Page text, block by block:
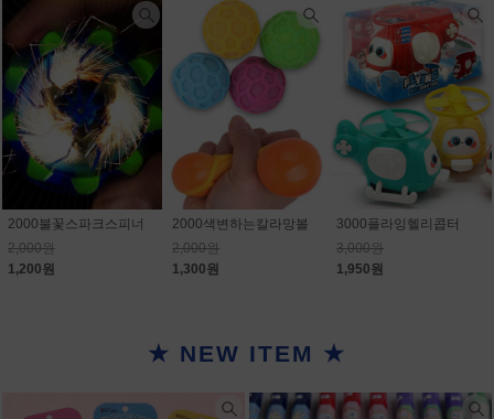
2000불꽃스파크스피너
2,000원
1,200원
2000색변하는칼라망볼
2,000원
1,300원
3000플라잉헬리콥터
3,000원
1,950원
★ NEW ITEM ★